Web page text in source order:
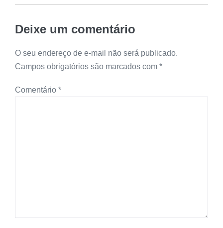
Deixe um comentário
O seu endereço de e-mail não será publicado.
Campos obrigatórios são marcados com *
Comentário *